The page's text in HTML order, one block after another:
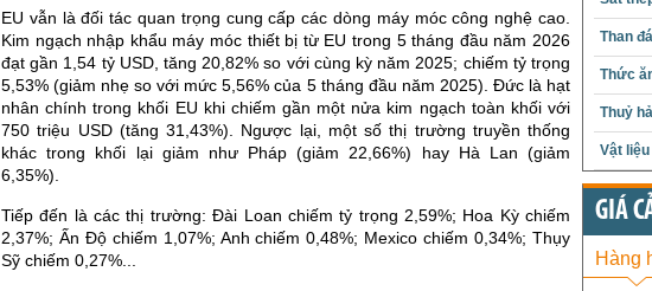
EU vẫn là đối tác quan trọng cung cấp các dòng máy móc công nghệ cao.
Kim ngạch nhập khẩu máy móc thiết bị từ EU trong 5 tháng đầu năm 2026
đạt gần 1,54 tỷ USD, tăng 20,82% so với cùng kỳ năm 2025; chiếm tỷ trọng
5,53% (giảm nhẹ so với mức 5,56% của 5 tháng đầu năm 2025). Đức là hạt
nhân chính trong khối EU khi chiếm gần một nửa kim ngạch toàn khối với
750 triệu USD (tăng 31,43%). Ngược lại, một số thị trường truyền thống
khác trong khối lại giảm như Pháp (giảm 22,66%) hay Hà Lan (giảm
6,35%).
Tiếp đến là các thị trường: Đài Loan chiếm tỷ trọng 2,59%; Hoa Kỳ chiếm
2,37%; Ấn Độ chiếm 1,07%; Anh chiếm 0,48%; Mexico chiếm 0,34%; Thụy
Sỹ chiếm 0,27%...
Than đá
Thức
Thuỷ
Vật
GIÁ
Hàng